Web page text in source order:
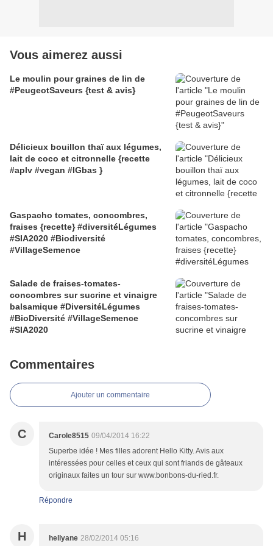
Vous aimerez aussi
Le moulin pour graines de lin de
#PeugeotSaveurs {test & avis}
Délicieux bouillon thaï aux légumes,
lait de coco et citronnelle {recette
#aplv #vegan #IGbas }
Gaspacho tomates, concombres,
fraises {recette} #diversitéLégumes
#SIA2020 #Biodiversité
#VillageSemence
Salade de fraises-tomates-
concombres sur sucrine et vinaigre
balsamique #DiversitéLégumes
#BioDiversité #VillageSemence
#SIA2020
Commentaires
Ajouter un commentaire
C Carole8515 09/04/2014 16:22
Superbe idée ! Mes filles adorent Hello Kitty. Avis aux
intéressées pour celles et ceux qui sont friands de gâteaux
originaux faites un tour sur www.bonbons-du-ried.fr.
Répondre
H hellyane 28/02/2014 05:16